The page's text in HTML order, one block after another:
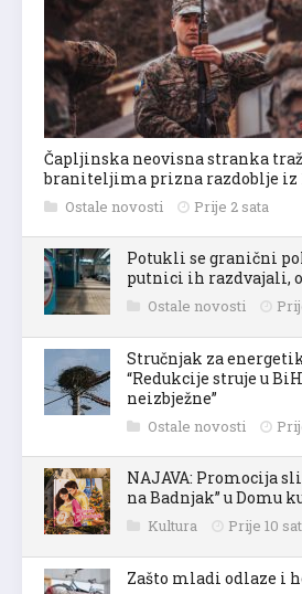
Čapljinska neovisna stranka
braniteljima prizna razdoblje iz
Ostale novosti Prije 2 sata
Potukli se granični
putnici ih razdvajali,
Ostale novosti
Stručnjak za
“Redukcije struje u
neizbježne”
Ostale novosti
NAJAVA: Promocija
na Badnjak” u Domu
Kultura Prije 10
Zašto mladi odlaze i